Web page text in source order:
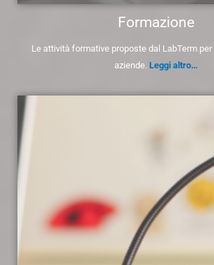
Formazione
Le attività formative proposte dal LabTerm
aziende. Leggi altro…